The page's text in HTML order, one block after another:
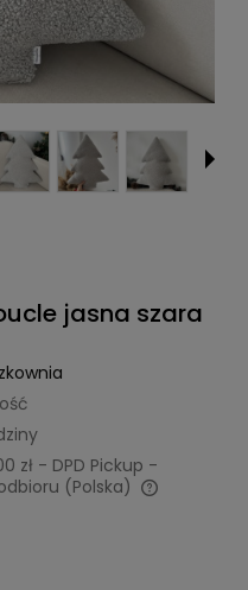
jasna szara
zł - DPD Pickup -
(Polska)
kosztów płatności